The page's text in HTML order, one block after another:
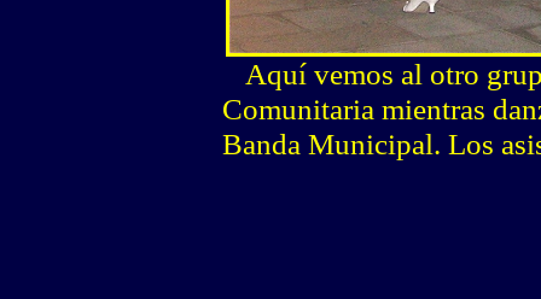
Aquí vemos al otro
Comunitaria mientras
Banda Municipal. Los